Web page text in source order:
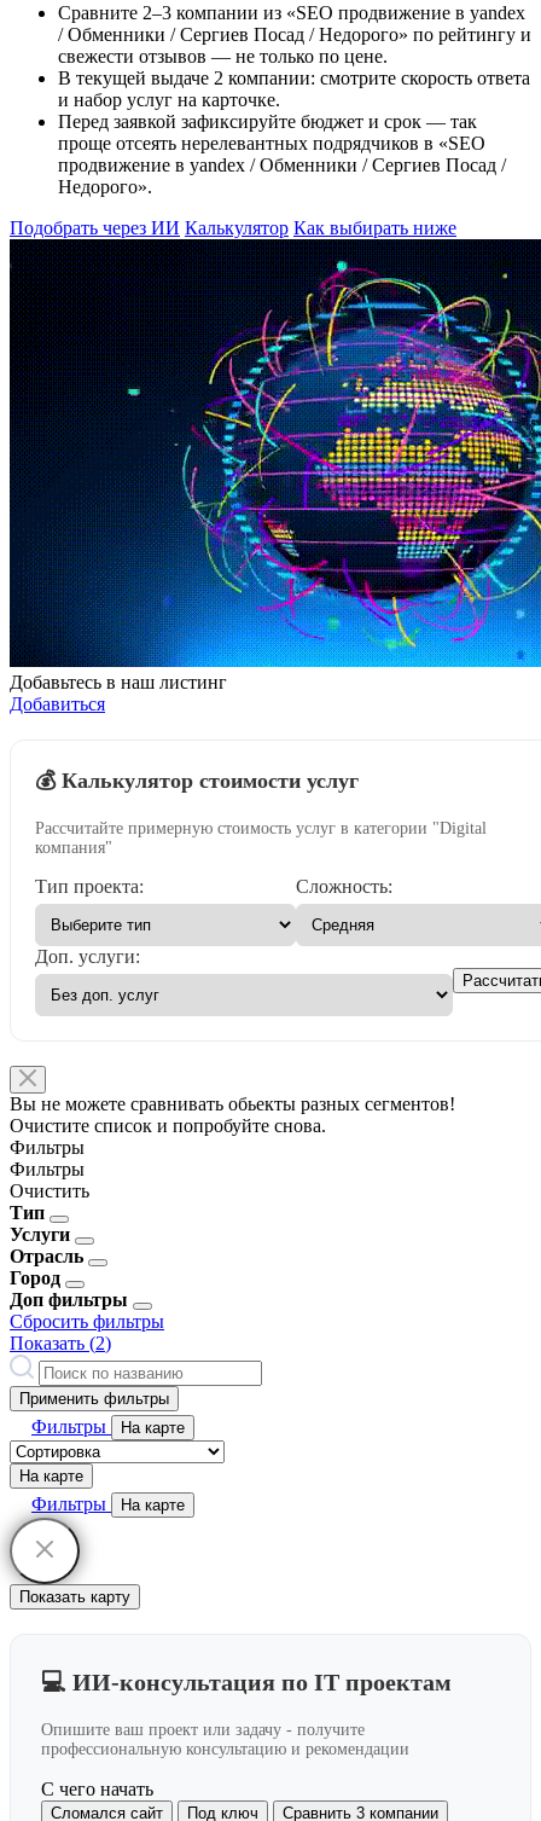
Сравните 2–3 компании из «SEO продвижение в yandex
/ Обменники / Сергиев Посад / Недорого» по рейтингу и
свежести отзывов — не только по цене.
В текущей выдаче 2 компании: смотрите скорость ответа
и набор услуг на карточке.
Перед заявкой зафиксируйте бюджет и срок — так
проще отсеять нерелевантных подрядчиков в «SEO
продвижение в yandex / Обменники / Сергиев Посад /
Недорого».
Подобрать через ИИ Калькулятор Как выбирать ниже
Добавьтесь в наш листинг
Добавиться
💰 Калькулятор стоимости услуг
Рассчитайте примерную стоимость услуг в категории "Digital
компания"
Тип проекта: Сложность:
Доп. услуги:
Вы не можете сравнивать обьекты разных сегментов!
Очистите список и попробуйте снова.
Фильтры
Фильтры
Очистить
Тип
Услуги
Отрасль
Город
Доп фильтры
Сбросить фильтры
Показать (2)
Применить фильтры
Фильтры На карте
На карте
Фильтры На карте
Показать карту
💻 ИИ-консультация по IT проектам
Опишите ваш проект или задачу - получите
профессиональную консультацию и рекомендации
С чего начать
Сломался сайт Под ключ Сравнить 3 компании